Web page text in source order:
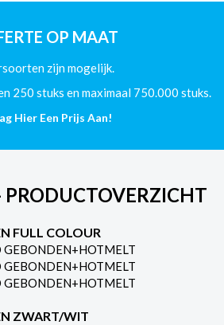
OP MAAT
zijn mogelijk.
250 stuks en maximaal 750.000 stuks.
Hier Een Prijs Aan!
FULL COLOUR
ZWART/WIT